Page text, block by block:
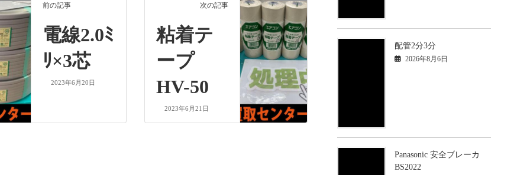
前の記事
電線2.0ﾐ
ﾘ×3芯
2023年6月20日
次の記事
粘着テ
ープ
HV-50
2023年6月21日
配管2分3分
2026年8月6日
Panasonic 安全ブレーカ
BS2022